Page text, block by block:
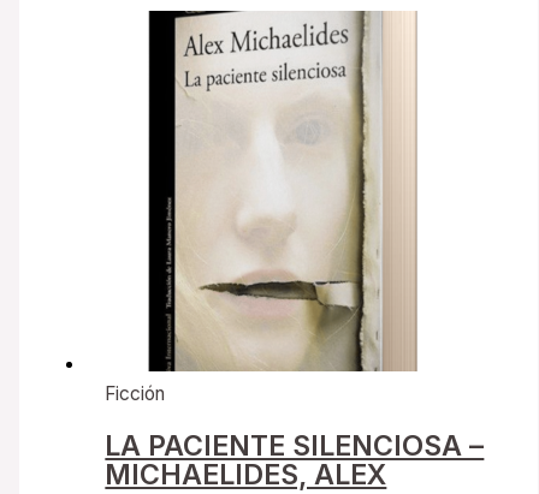
Ficción
LA PACIENTE SILENCIOSA –
MICHAELIDES, ALEX